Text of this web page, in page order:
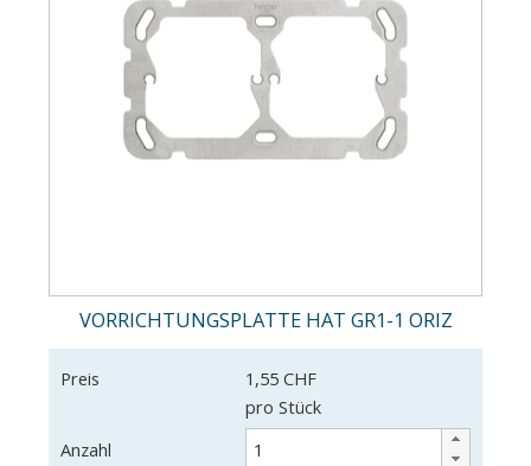
VORRICHTUNGSPLATTE HAT GR1-1 ORIZ
Preis
1,55 CHF
pro Stück
Anzahl